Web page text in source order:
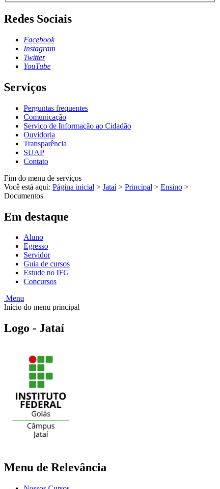
Redes Sociais
Facebook
Instagram
Twitter
YouTube
Serviços
Perguntas frequentes
Comunicação
Serviço de Informação ao Cidadão
Ouvidoria
Transparência
SUAP
Contato
Fim do menu de serviços
Você está aqui: Página inicial > Jataí > Principal > Ensino >
Documentos
Em destaque
Aluno
Egresso
Servidor
Guia de cursos
Estude no IFG
Concursos
Menu
Início do menu principal
Logo - Jataí
Menu de Relevância